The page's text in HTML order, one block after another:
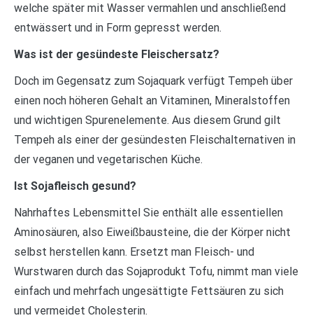
welche später mit Wasser vermahlen und anschließend
entwässert und in Form gepresst werden.
Was ist der gesündeste Fleischersatz?
Doch im Gegensatz zum Sojaquark verfügt Tempeh über
einen noch höheren Gehalt an Vitaminen, Mineralstoffen
und wichtigen Spurenelemente. Aus diesem Grund gilt
Tempeh als einer der gesündesten Fleischalternativen in
der veganen und vegetarischen Küche.
Ist Sojafleisch gesund?
Nahrhaftes Lebensmittel Sie enthält alle essentiellen
Aminosäuren, also Eiweißbausteine, die der Körper nicht
selbst herstellen kann. Ersetzt man Fleisch- und
Wurstwaren durch das Sojaprodukt Tofu, nimmt man viele
einfach und mehrfach ungesättigte Fettsäuren zu sich
und vermeidet Cholesterin.